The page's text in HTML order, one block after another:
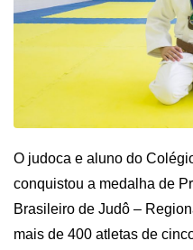
O judoca e aluno do
conquistou a medalha de
Brasileiro de Judô –
mais de 400 atletas de